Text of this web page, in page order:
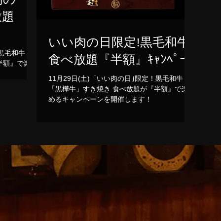
毛和牛
いい肉の日限定!黒毛和牛
食べ放題『半額』ｷｬﾝﾍﾟｰﾝ
11月29日(土)「いい肉の日｣限定！黒毛和牛
「黒樺牛」すき焼き 食べ放題が『半額』で楽し
めるキャンペーンを開催します！